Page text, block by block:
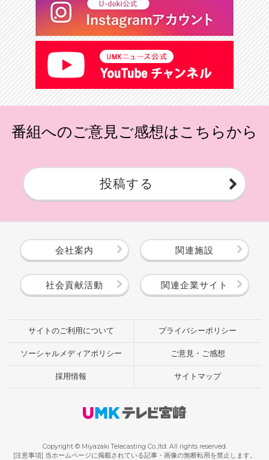
番組へのご意見ご感想はこちらから
投稿する
会社案内 関連施設
社会貢献活動 関連企業サイト
サイトのご利用について プライバシーポリシー
ソーシャルメディアポリシー ご意見・ご感想
採用情報 サイトマップ
Copyright © Miyazaki Telecasting Co.,ltd. All rights reserved.
[注意事項] 当ホームページに掲載されている記事・画像の無断転用を禁止します。